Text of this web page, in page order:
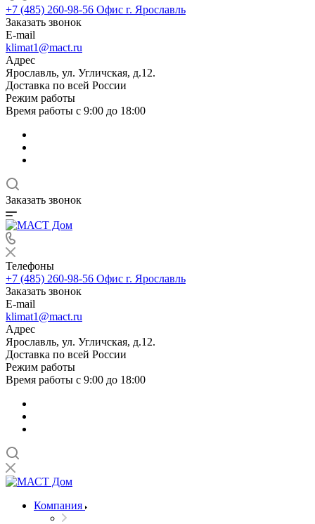
+7 (485) 260-98-56 Офис г. Ярославль
Заказать звонок
E-mail
klimat1@mact.ru
Адрес
Ярославль, ул. Угличская, д.12.
Доставка по всей России
Режим работы
Время работы с 9:00 до 18:00
Заказать звонок
Телефоны
+7 (485) 260-98-56 Офис г. Ярославль
Заказать звонок
E-mail
klimat1@mact.ru
Адрес
Ярославль, ул. Угличская, д.12.
Доставка по всей России
Режим работы
Время работы с 9:00 до 18:00
Компания